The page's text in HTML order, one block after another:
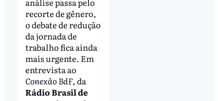
recorte de gênero,
o debate de redução
da jornada de
trabalho fica ainda
mais urgente. Em
entrevista ao
Conexão BdF, da
Rádio Brasil de